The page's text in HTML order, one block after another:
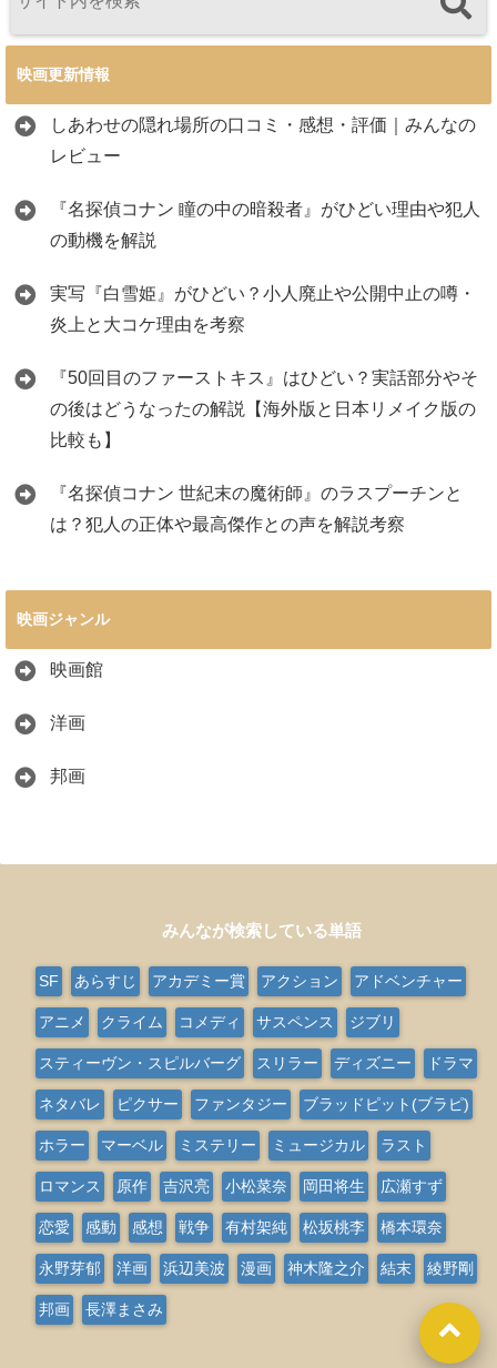
映画更新情報
しあわせの隠れ場所の口コミ・感想・評価｜みんなの
レビュー
『名探偵コナン 瞳の中の暗殺者』がひどい理由や犯人
の動機を解説
実写『白雪姫』がひどい？小人廃止や公開中止の噂・
炎上と大コケ理由を考察
『50回目のファーストキス』はひどい？実話部分やそ
の後はどうなったの解説【海外版と日本リメイク版の
比較も】
『名探偵コナン 世紀末の魔術師』のラスプーチンと
は？犯人の正体や最高傑作との声を解説考察
映画ジャンル
映画館
洋画
邦画
みんなが検索している単語
SF あらすじ アカデミー賞 アクション アドベンチャー
アニメ クライム コメディ サスペンス ジブリ
スティーヴン・スピルバーグ スリラー ディズニー ドラマ
ネタバレ ピクサー ファンタジー ブラッドピット(ブラピ)
ホラー マーベル ミステリー ミュージカル ラスト
ロマンス 原作 吉沢亮 小松菜奈 岡田将生 広瀬すず
恋愛 感動 感想 戦争 有村架純 松坂桃李 橋本環奈
永野芽郁 洋画 浜辺美波 漫画 神木隆之介 結末 綾野剛
邦画 長澤まさみ